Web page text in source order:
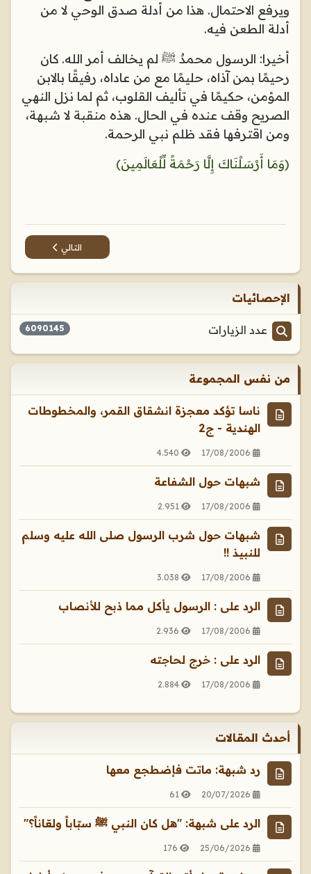
الإحصائيات
عدد الزيارات 6090145
ويرفع الاحتمال. هذا من أدلة صدق الوحي لا من
أدلة الطعن فيه.
أخيرا: الرسول محمدٌ ﷺ لم يخالف أمر الله. كان
رحيمًا بمن آذاه، حليمًا مع من عاداه، رفيقًا بالابن
المؤمن، حكيمًا في تأليف القلوب، ثم لما نزل النهي
الصريح وقف عنده في الحال. هذه منقبة لا شبهة،
ومن اقترفها فقد ظلم نبي الرحمة.
﴿وَمَا أَرْسَلْنَاكَ إِلَّا رَحْمَةً لِّلْعَالَمِينَ﴾
المقال التالي:
التالي
من نفس المجموعة
ناسا تؤكد معجزة انشقاق القمر، والمخطوطات
الهندية - ج2
17/08/2006
4.540
شبهات حول الشفاعة
17/08/2006
2.951
شبهات حول شرب الرسول صلى اللـه عليه وسلم
للنبيذ !!
17/08/2006
3.038
الرد على : الرسول يأكل مما ذبح للأنصاب
17/08/2006
2.936
الرد على : خرج لحاجته
17/08/2006
2.884
أحدث المقالات
رد شبهة: ماتت فإضطجع معها
20/07/2026
61
الرد على شبهة: "هل كان النبي ﷺ سبّاباً ولعّاناً؟"
25/06/2026
176